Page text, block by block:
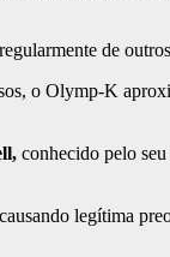
de
o Olymp-K
conhecido pelo
legítima